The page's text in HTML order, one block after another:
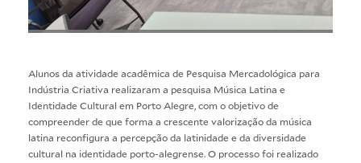
Alunos da atividade acadêmica de Pesquisa Mercadológica para
Indústria Criativa realizaram a pesquisa Música Latina e
Identidade Cultural em Porto Alegre, com o objetivo de
compreender de que forma a crescente valorização da música
latina reconfigura a percepção da latinidade e da diversidade
cultural na identidade porto-alegrense. O processo foi realizado